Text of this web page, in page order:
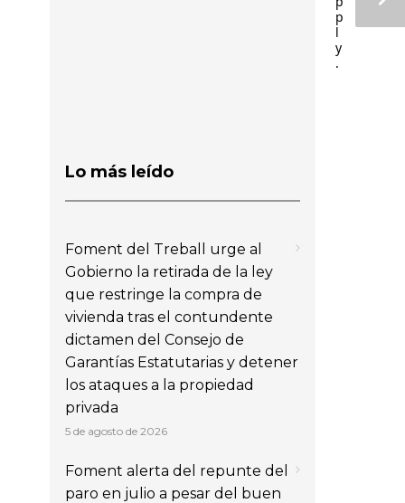
p
l
y
.
Lo más leído
Foment del Treball urge al
Gobierno la retirada de la ley
que restringe la compra de
vivienda tras el contundente
dictamen del Consejo de
Garantías Estatutarias y detener
los ataques a la propiedad
privada
5 de agosto de 2026
Foment alerta del repunte del
paro en julio a pesar del buen